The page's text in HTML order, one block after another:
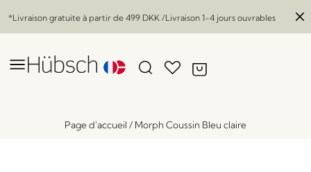
*Livraison gratuite à partir de 499 DKK /Livraison 1-4 jours ouvrables
Page d'accueil / Morph Coussin Bleu claire